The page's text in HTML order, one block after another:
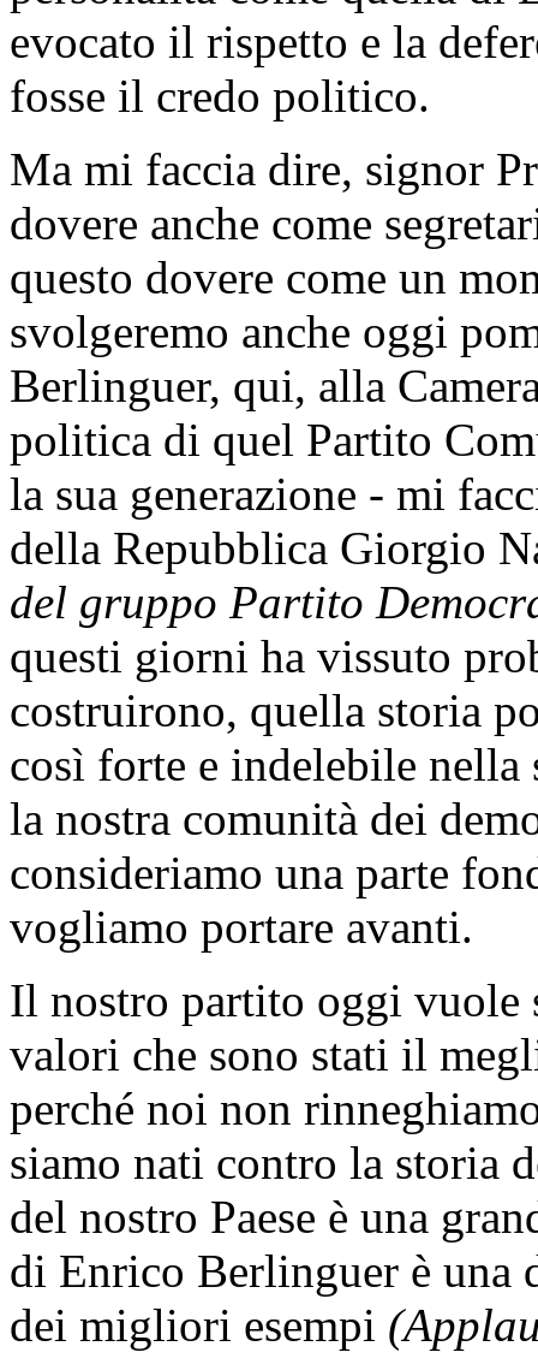
evocato il rispetto e la
fosse il credo politico.
Ma mi faccia dire, signor
dovere anche come
questo dovere come un
svolgeremo anche oggi
Berlinguer, qui, alla
politica di quel Partito
la sua generazione - mi
della Repubblica Giorgio
del gruppo Partito
questi giorni ha vissuto
costruirono, quella storia
così forte e indelebile nella
la nostra comunità dei
consideriamo una parte
vogliamo portare avanti.
Il nostro partito oggi vuole
valori che sono stati il
perché noi non
siamo nati contro la storia
del nostro Paese è una
di Enrico Berlinguer è una
dei migliori esempi